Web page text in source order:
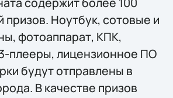
призов. Ноутбук, сотовые и
фотоаппарат, КПК,
плееры, лицензионное ПО
будут отправлены в
В качестве призов